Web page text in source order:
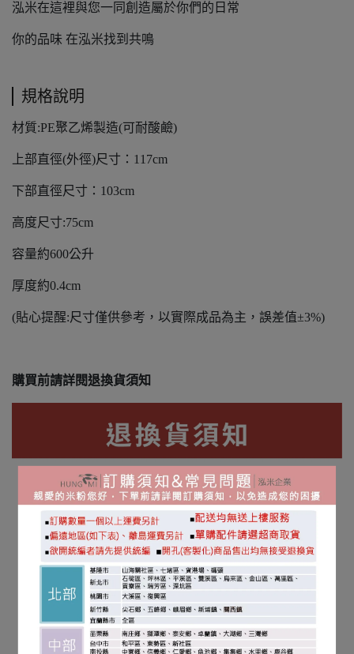
泓米在這裡與您一同創造屬於你們的日常
你的品味 在泓米找到共鳴
規格說明
材質:PE聚乙烯製造(可耐酸鹼)
上部直徑(外徑)尺寸：117cm
下部直徑尺寸：103cm
高度尺寸:75cm
容量約600公升
厚度約0.4cm
(貼心提醒:尺寸僅供參考，以實際成品為主，誤差值±3%)
購買前請詳閱退換貨須知